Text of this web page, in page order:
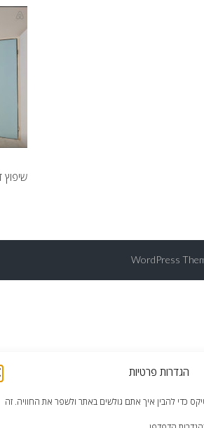
הגדרות פרטיות
כדי להבין איך אתם גולשים באתר ולשפר את החוויה. זה
WordPress